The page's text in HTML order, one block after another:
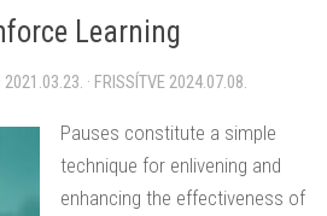
Learning
2021.03.23. · FRISSÍTVE 2024.07.08.
Pauses constitute a simple
technique for enlivening and
enhancing the effectiveness of